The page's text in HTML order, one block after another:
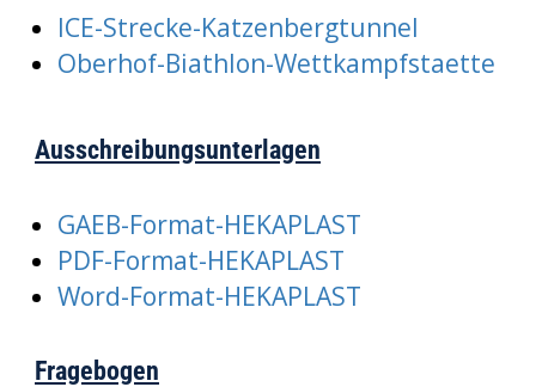
ICE-Strecke-Katzenbergtunnel
Oberhof-Biathlon-Wettkampfstaette
Ausschreibungsunterlagen
GAEB-Format-HEKAPLAST
PDF-Format-HEKAPLAST
Word-Format-HEKAPLAST
Fragebogen